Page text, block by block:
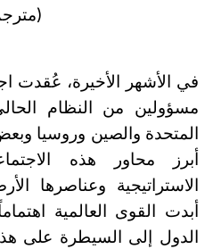
في الأشهر الأخيرة، عُقدت
مسؤولين من النظام
المتحدة والصين وروسيا
أبرز محاور هذه
الاستراتيجية وعناصرها
أبدت القوى العالمية
الدول إلى السيطرة على